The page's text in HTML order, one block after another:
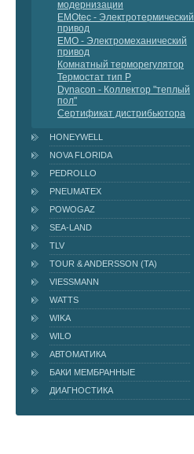
модернизации
EMOtec - Электротермический
привод
EMO - Электромеханический
привод
Комнатный терморегулятор
Термостат тип P
Dynacon - Коллектор "теплый
пол"
Сертификат дистрибьютора
HONEYWELL
NOVA FLORIDA
PEDROLLO
PNEUMATEX
POWOGAZ
SEA-LAND
TLV
TOUR & ANDERSSON (TA)
VIESSMANN
WATTS
WIKA
WILO
АВТОМАТИКА
БАКИ МЕМБРАННЫЕ
ДИАГНОСТИКА